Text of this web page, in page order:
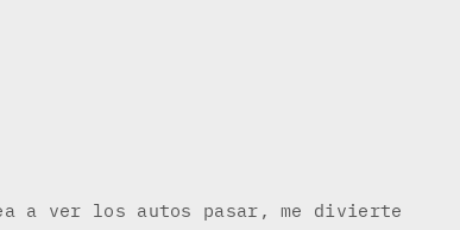
a ver los autos pasar, me divierte